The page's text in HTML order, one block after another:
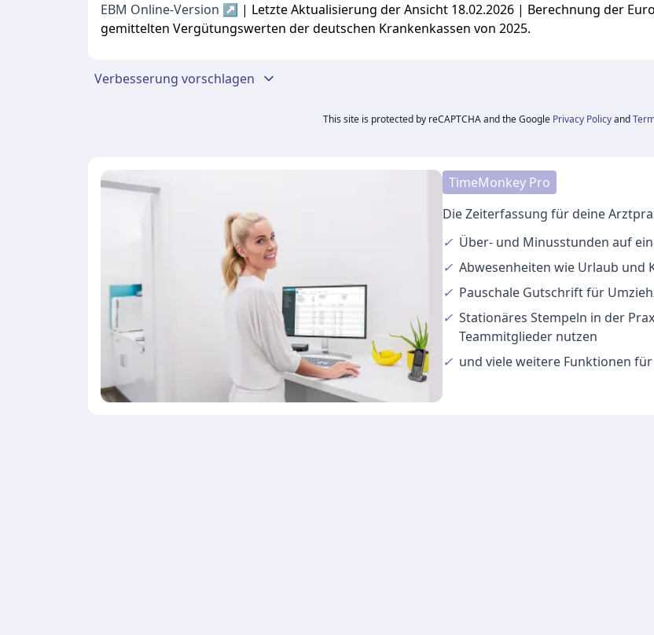
EBM Online-Version ↗ | Letzte Aktualisierung der Ansicht 18.02.2026 | Berechnung der
gemittelten Vergütungswerten der deutschen Krankenkassen von 2025.
Verbesserung vorschlagen
This site is protected by reCAPTCHA and the Google Privacy Policy and
TimeMonkey Pro
Die Zeiterfassung für deine
✓ Über- und Minusstunden auf
✓ Abwesenheitenwie Urlaub und
✓ Pauschale Gutschriftfür
✓ Stationäres Stempeln in der
Teammitglieder nutzen
✓ und vieleweitere Funktionenfür